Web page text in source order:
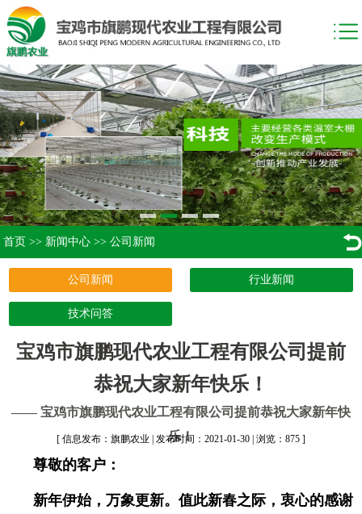
首页 >> 新闻中心 >> 公司新闻
公司新闻 行业新闻
技术问答
宝鸡市旗鹏现代农业工程有限公司提前
恭祝大家新年快乐！
—— 宝鸡市旗鹏现代农业工程有限公司提前恭祝大家新年快
乐！
[ 信息发布：旗鹏农业 | 发布时间：2021-01-30 | 浏览：875 ]
尊敬的客户：
新年伊始，万象更新。值此新春之际，衷心的感谢